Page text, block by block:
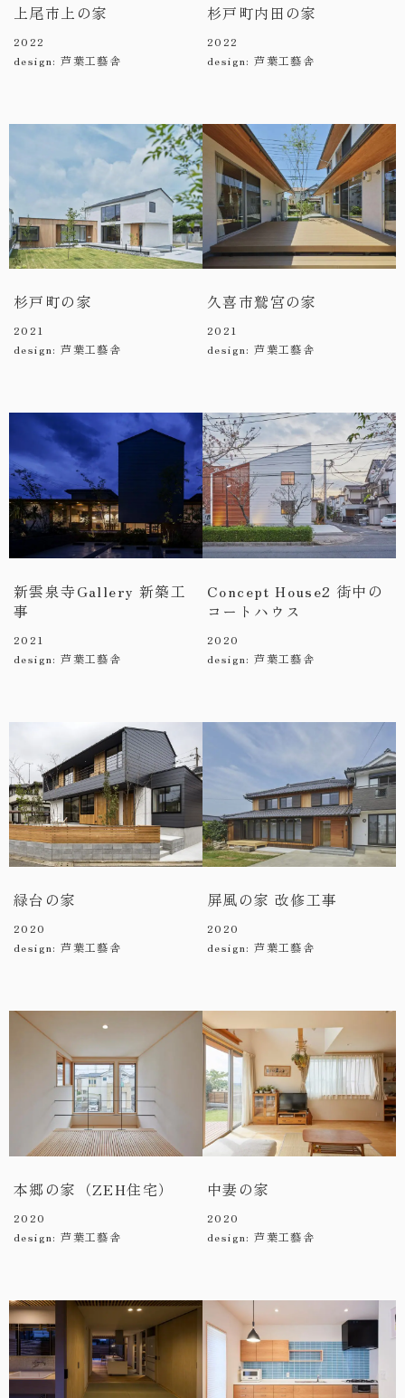
上尾市上の家
2022
design: 芦葉工藝舎
杉戸町内田の家
2022
design: 芦葉工藝舎
杉戸町の家
2021
design: 芦葉工藝舎
久喜市鷲宮の家
2021
design: 芦葉工藝舎
新雲泉寺Gallery 新築工
事
2021
design: 芦葉工藝舎
Concept House2 街中の
コートハウス
2020
design: 芦葉工藝舎
緑台の家
2020
design: 芦葉工藝舎
屏風の家 改修工事
2020
design: 芦葉工藝舎
本郷の家（ZEH住宅）
2020
design: 芦葉工藝舎
中妻の家
2020
design: 芦葉工藝舎
0480-48-1959
平日9:00〜17:00
来場予約
コンセプトハウス・ギャラリーのご予約